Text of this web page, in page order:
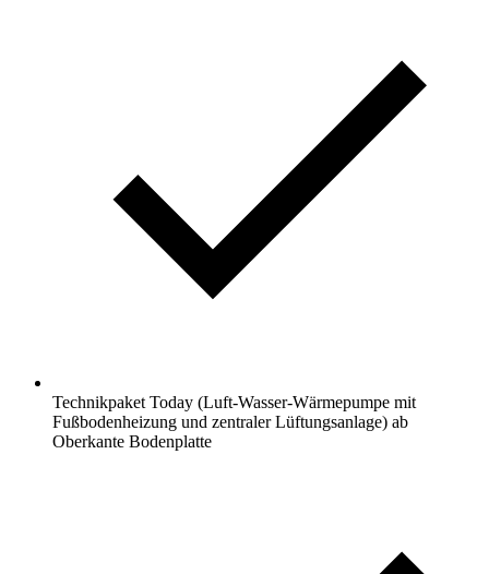
Technikpaket Today (Luft-Wasser-Wärmepumpe mit
Fußbodenheizung und zentraler Lüftungsanlage) ab
Oberkante Bodenplatte